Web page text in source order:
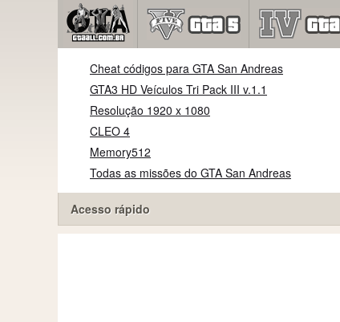
Cheat códigos para GTA San Andreas
GTA3 HD Veículos Tri Pack III v.1.1
Resolução 1920 x 1080
CLEO 4
Memory512
Todas as missões do GTA San Andreas
Acesso rápido